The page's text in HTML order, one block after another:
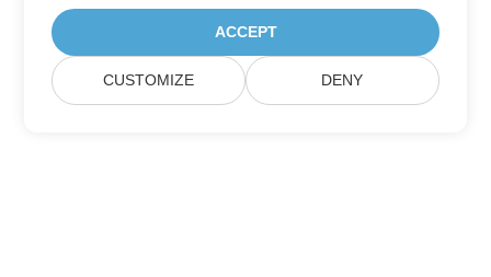
ACCEPT
CUSTOMIZE DENY